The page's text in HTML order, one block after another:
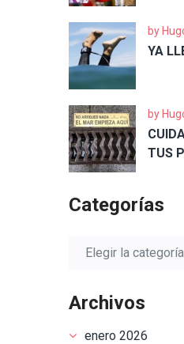
by
YA
by
TUS
Categorías
Categorías
Archivos
enero 2026